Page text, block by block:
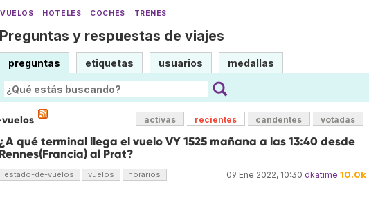
VUELOS HOTELES COCHES TRENES
Preguntas y respuestas de viajes
preguntas etiquetas usuarios medallas
activas recientes candentes votadas
¿A qué terminal llega el vuelo VY 1525 mañana a las 13:40 desde
Rennes(Francia) al Prat?
09 Ene 2022, 10:30 dkatime 10.0k
estado-de-vuelos vuelos horarios